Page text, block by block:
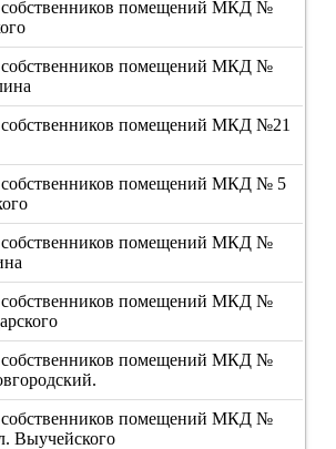
помещений МКД №
помещений МКД №
помещений МКД №21
помещений МКД № 5
помещений МКД №
помещений МКД №
помещений МКД №
помещений МКД №
Выучейского